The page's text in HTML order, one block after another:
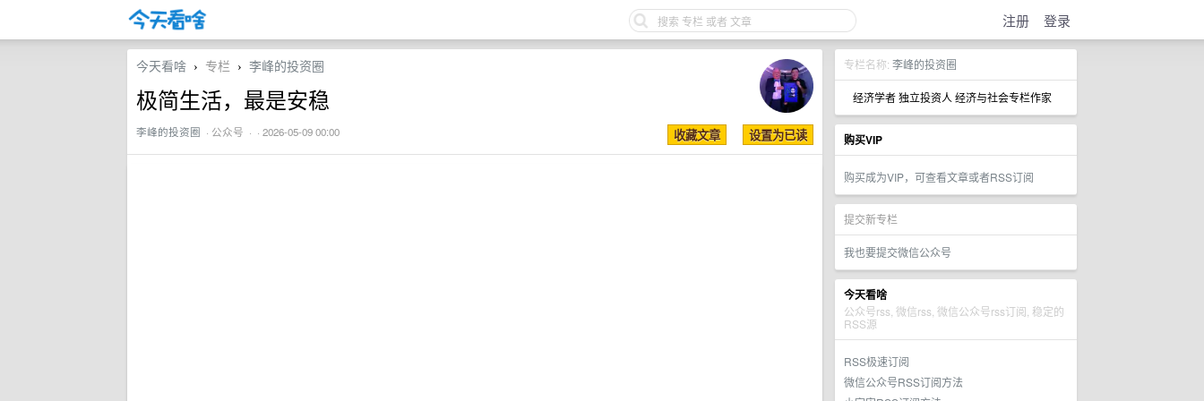
注册 登录
专栏名称: 李峰的投资圈
经济学者 独立投资人 经济与社会专栏作家
购买VIP
购买成为VIP，可查看文章或者RSS订阅
提交新专栏
我也要提交微信公众号
今天看啥
公众号rss, 微信rss, 微信公众号rss订阅, 稳定的
RSS源
RSS极速订阅
微信公众号RSS订阅方法
今天看啥 › 专栏 › 李峰的投资圈
极简生活，最是安稳
李峰的投资圈 · 公众号 · · 2026-05-09 00:00